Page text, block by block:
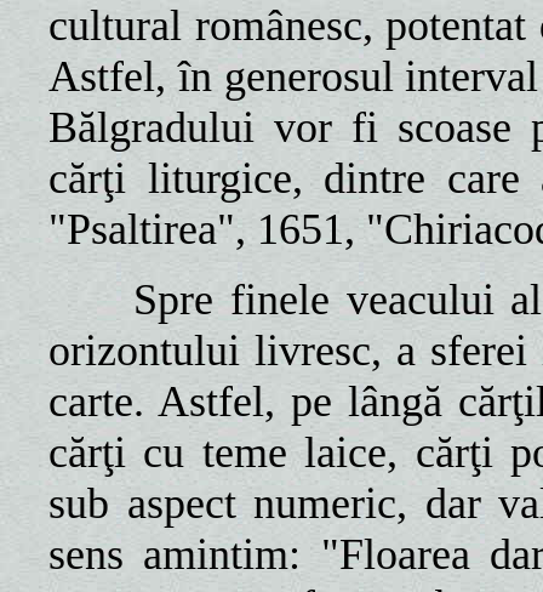
cultural românesc,
Astfel, în generosul
Bălgradului vor fi scoase
cărţi liturgice, dintre care
"Psaltirea", 1651,
Spre finele veacului
orizontului livresc, a
carte. Astfel, pe lângă
cărţi cu teme laice, cărţi
sub aspect numeric, dar
sens amintim: "Floarea